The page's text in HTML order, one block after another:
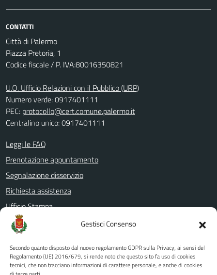
Gestisci Consenso
Secondo quanto disposto dal nuovo regolamento GDPR sulla Privacy, ai sensi del
Regolamento (UE) 2016/679, si rende noto che questo sito fa uso di cookies
tecnici, che non tracciano informazioni di carattere personale, e anche di cookies
CONTATTI
Città di Palermo
Piazza Pretoria, 1
Codice fiscale / P. IVA:80016350821
U.O. Ufficio Relazioni con il Pubblico (URP)
Numero verde: 0917401111
PEC: protocollo@cert.comune.palermo.it
Centralino unico: 0917401111
Leggi le FAQ
Prenotazione appuntamento
Segnalazione disservizio
Richiesta assistenza
Ufficio Stampa
Amministrazione Trasparente
Albo pretorio
Informativa privacy
Note legali